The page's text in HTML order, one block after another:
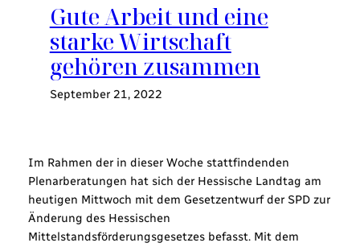
Gute Arbeit und eine
starke Wirtschaft
gehören zusammen
September 21, 2022
Im Rahmen der in dieser Woche stattfindenden
Plenarberatungen hat sich der Hessische Landtag am
heutigen Mittwoch mit dem Gesetzentwurf der SPD zur
Änderung des Hessischen
Mittelstandsförderungsgesetzes befasst. Mit dem